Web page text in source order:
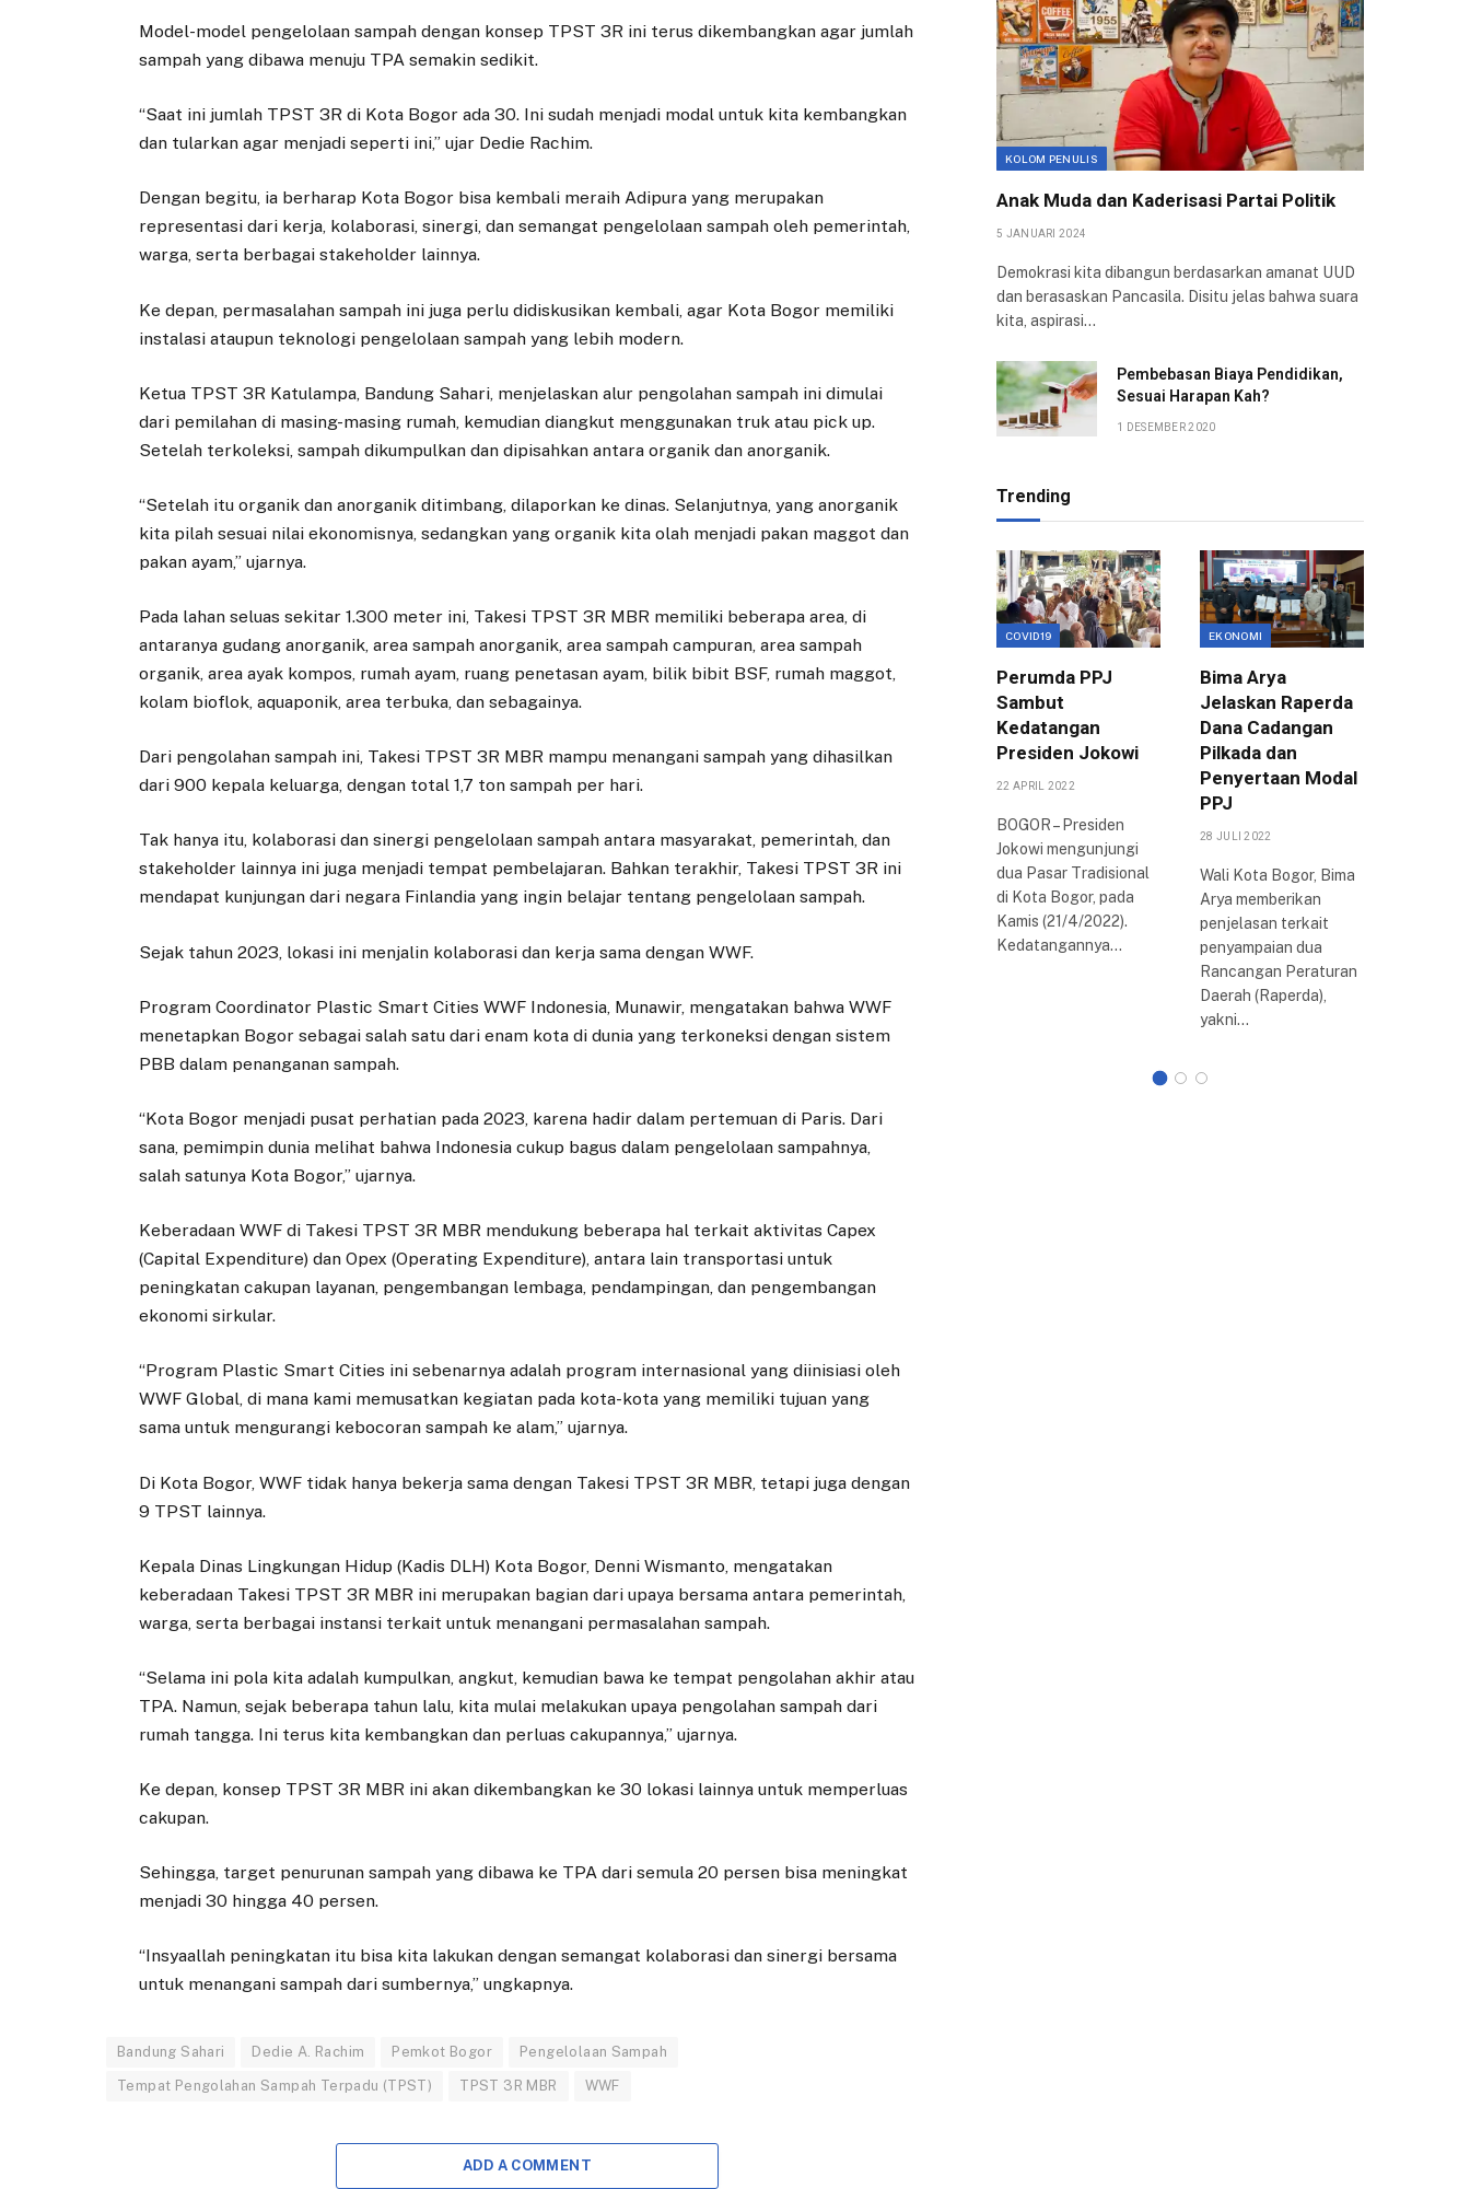
Model-model pengelolaan sampah dengan konsep TPST 3R ini terus dikembangkan agar jumlah
sampah yang dibawa menuju TPA semakin sedikit.
“Saat ini jumlah TPST 3R di Kota Bogor ada 30. Ini sudah menjadi modal untuk kita kembangkan
dan tularkan agar menjadi seperti ini,” ujar Dedie Rachim.
Dengan begitu, ia berharap Kota Bogor bisa kembali meraih Adipura yang merupakan
representasi dari kerja, kolaborasi, sinergi, dan semangat pengelolaan sampah oleh pemerintah,
warga, serta berbagai stakeholder lainnya.
Ke depan, permasalahan sampah ini juga perlu didiskusikan kembali, agar Kota Bogor memiliki
instalasi ataupun teknologi pengelolaan sampah yang lebih modern.
Ketua TPST 3R Katulampa, Bandung Sahari, menjelaskan alur pengolahan sampah ini dimulai
dari pemilahan di masing-masing rumah, kemudian diangkut menggunakan truk atau pick up.
Setelah terkoleksi, sampah dikumpulkan dan dipisahkan antara organik dan anorganik.
“Setelah itu organik dan anorganik ditimbang, dilaporkan ke dinas. Selanjutnya, yang anorganik
kita pilah sesuai nilai ekonomisnya, sedangkan yang organik kita olah menjadi pakan maggot dan
pakan ayam,” ujarnya.
Pada lahan seluas sekitar 1.300 meter ini, Takesi TPST 3R MBR memiliki beberapa area, di
antaranya gudang anorganik, area sampah anorganik, area sampah campuran, area sampah
organik, area ayak kompos, rumah ayam, ruang penetasan ayam, bilik bibit BSF, rumah maggot,
kolam bioflok, aquaponik, area terbuka, dan sebagainya.
Dari pengolahan sampah ini, Takesi TPST 3R MBR mampu menangani sampah yang dihasilkan
dari 900 kepala keluarga, dengan total 1,7 ton sampah per hari.
Tak hanya itu, kolaborasi dan sinergi pengelolaan sampah antara masyarakat, pemerintah, dan
stakeholder lainnya ini juga menjadi tempat pembelajaran. Bahkan terakhir, Takesi TPST 3R ini
mendapat kunjungan dari negara Finlandia yang ingin belajar tentang pengelolaan sampah.
Sejak tahun 2023, lokasi ini menjalin kolaborasi dan kerja sama dengan WWF.
Program Coordinator Plastic Smart Cities WWF Indonesia, Munawir, mengatakan bahwa WWF
menetapkan Bogor sebagai salah satu dari enam kota di dunia yang terkoneksi dengan sistem
PBB dalam penanganan sampah.
“Kota Bogor menjadi pusat perhatian pada 2023, karena hadir dalam pertemuan di Paris. Dari
sana, pemimpin dunia melihat bahwa Indonesia cukup bagus dalam pengelolaan sampahnya,
salah satunya Kota Bogor,” ujarnya.
Keberadaan WWF di Takesi TPST 3R MBR mendukung beberapa hal terkait aktivitas Capex
(Capital Expenditure) dan Opex (Operating Expenditure), antara lain transportasi untuk
peningkatan cakupan layanan, pengembangan lembaga, pendampingan, dan pengembangan
ekonomi sirkular.
“Program Plastic Smart Cities ini sebenarnya adalah program internasional yang diinisiasi oleh
WWF Global, di mana kami memusatkan kegiatan pada kota-kota yang memiliki tujuan yang
sama untuk mengurangi kebocoran sampah ke alam,” ujarnya.
Di Kota Bogor, WWF tidak hanya bekerja sama dengan Takesi TPST 3R MBR, tetapi juga dengan
9 TPST lainnya.
Kepala Dinas Lingkungan Hidup (Kadis DLH) Kota Bogor, Denni Wismanto, mengatakan
keberadaan Takesi TPST 3R MBR ini merupakan bagian dari upaya bersama antara pemerintah,
warga, serta berbagai instansi terkait untuk menangani permasalahan sampah.
“Selama ini pola kita adalah kumpulkan, angkut, kemudian bawa ke tempat pengolahan akhir atau
TPA. Namun, sejak beberapa tahun lalu, kita mulai melakukan upaya pengolahan sampah dari
rumah tangga. Ini terus kita kembangkan dan perluas cakupannya,” ujarnya.
Ke depan, konsep TPST 3R MBR ini akan dikembangkan ke 30 lokasi lainnya untuk memperluas
cakupan.
Sehingga, target penurunan sampah yang dibawa ke TPA dari semula 20 persen bisa meningkat
menjadi 30 hingga 40 persen.
“Insyaallah peningkatan itu bisa kita lakukan dengan semangat kolaborasi dan sinergi bersama
untuk menangani sampah dari sumbernya,” ungkapnya.
Bandung Sahari Dedie A. Rachim Pemkot Bogor Pengelolaan Sampah
Tempat Pengolahan Sampah Terpadu (TPST) TPST 3R MBR WWF
ADD A COMMENT
KOLOM PENULIS
Anak Muda dan Kaderisasi Partai Politik
5 JANUARI 2024
Demokrasi kita dibangun berdasarkan amanat UUD
dan berasaskan Pancasila. Disitu jelas bahwa suara
kita, aspirasi…
Pembebasan Biaya Pendidikan,
Sesuai Harapan Kah?
1 DESEMBER 2020
Trending
DPRD Kota Bogor
Banggar Langsung
Lakukan
14 NOVEMBER 2025
BOGOR – DPRD Kota
Bogor telah menerima
APBD 2026 Kota
Ceu Atty Ajak
Tetangga untuk
BOGOR – Anggota
DPRD Kota Bogor, Atty
Somaddikarya,
COVID19
Perumda PPJ
Sambut
Kedatangan
Presiden Jokowi
22 APRIL 2022
BOGOR – Presiden
Jokowi mengunjungi
dua Pasar Tradisional
di Kota Bogor, pada
Kamis (21/4/2022).
Kedatangannya…
EKONOMI
Bima Arya
Jelaskan Raperda
Dana Cadangan
Pilkada dan
Penyertaan Modal
PPJ
28 JULI 2022
Wali Kota Bogor, Bima
Arya memberikan
penjelasan terkait
penyampaian dua
Rancangan Peraturan
Daerah (Raperda),
yakni…